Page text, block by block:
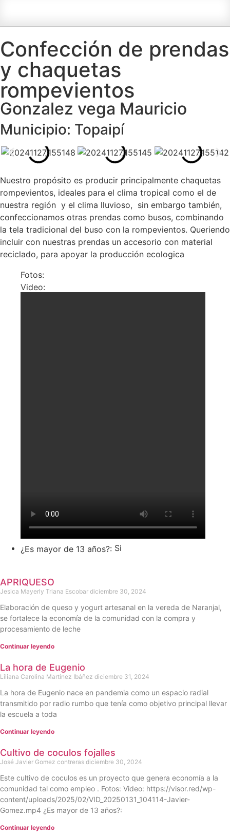
Confección de prendas
y chaquetas
rompevientos
Gonzalez vega Mauricio
Municipio: Topaipí
Nuestro propósito es producir principalmente chaquetas
rompevientos, ideales para el clima tropical como el de
nuestra región y el clima lluvioso, sin embargo también,
confeccionamos otras prendas como busos, combinando
la tela tradicional del buso con la rompevientos. Queriendo
incluir con nuestras prendas un accesorio con material
reciclado, para apoyar la producción ecologica
Fotos:
Video:
¿Es mayor de 13 años?: Si
APRIQUESO
Jesica Mayerly Triana Escobar diciembre 30, 2024
Elaboración de queso y yogurt artesanal en la vereda de Naranjal,
se fortalece la economía de la comunidad con la compra y
procesamiento de leche
Continuar leyendo
La hora de Eugenio
Liliana Carolina Martínez Ibáñez diciembre 31, 2024
La hora de Eugenio nace en pandemia como un espacio radial
transmitido por radio rumbo que tenía como objetivo principal llevar
la escuela a toda
Continuar leyendo
Cultivo de coculos fojalles
José Javier Gomez contreras diciembre 30, 2024
Este cultivo de coculos es un proyecto que genera economía a la
comunidad tal como empleo . Fotos: Video: https://visor.red/wp-
content/uploads/2025/02/VID_20250131_104114-Javier-
Gomez.mp4 ¿Es mayor de 13 años?:
Continuar leyendo